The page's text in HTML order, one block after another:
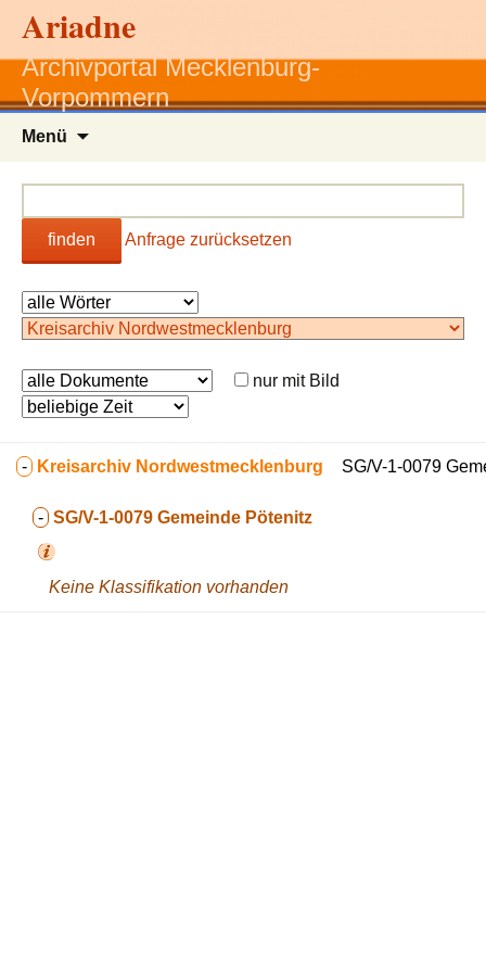
Ariadne
Archivportal Mecklenburg-
Vorpommern
Menü
finden Anfrage zurücksetzen
nur mit Bild
- Kreisarchiv Nordwestmecklenburg
- SG/V-1-0079 Gemeinde Pötenitz
Keine Klassifikation vorhanden
SG/V-1-0079